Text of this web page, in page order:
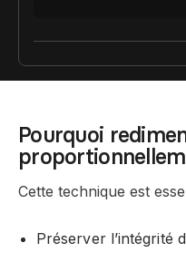
Pourquoi
Cette technique est
Préserver l’intégrité